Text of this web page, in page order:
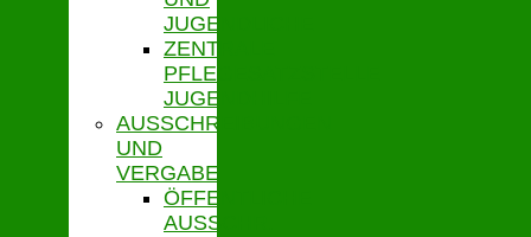
JUGENDLICHE
ZENTRALE
PFLEGESATZSTELLE
JUGENDHILFE
AUSSCHREIBUNGEN
UND
VERGABE
ÖFFENTLICHE
AUSSCHR.